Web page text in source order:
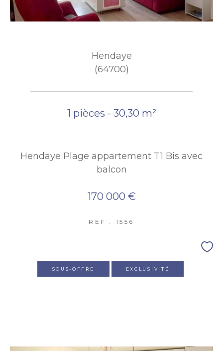
Hendaye
(64700)
1 pièces - 30,30 m²
Hendaye Plage appartement T1 Bis avec
balcon
170 000 €
REF : 1556
SOUS-OFFRE EXCLUSIVITÉ